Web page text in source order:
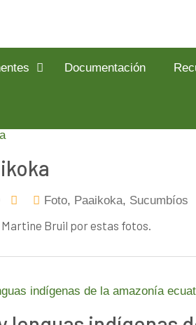
Documentación
Foto, Paaikoka, Sucumbíos
Bruil por estas fotos.